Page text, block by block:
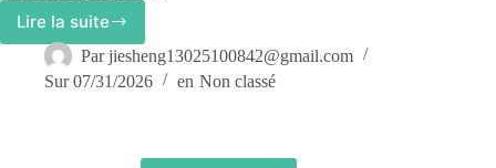
Lire la suite
Module
d'affichage
personnalisé
pour
Par jiesheng13025100842@gmail.com
Sur 07/31/2026 en Non classé